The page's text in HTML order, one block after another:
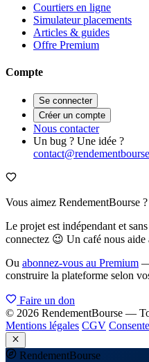
Courtiers en ligne
Simulateur placements
Articles & guides
Offre Premium
Compte
Se connecter
Créer un compte
Nous contacter
Un bug ? Une idée ?
Vous aimez RendementBourse ?
Le projet est indépendant et
connectez 😉 Un café nous aide
Ou abonnez-vous au Premium —
construire la plateforme selon
Faire un don
© 2026 RendementBourse —
Mentions légales CGV
RendementBourse